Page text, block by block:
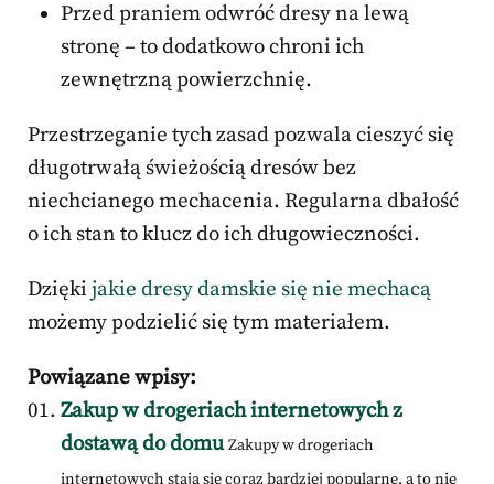
Przed praniem odwróć dresy na lewą
stronę – to dodatkowo chroni ich
zewnętrzną powierzchnię.
Przestrzeganie tych zasad pozwala cieszyć się
długotrwałą świeżością dresów bez
niechcianego mechacenia. Regularna dbałość
o ich stan to klucz do ich długowieczności.
Dzięki jakie dresy damskie się nie mechacą
możemy podzielić się tym materiałem.
Powiązane wpisy:
Zakup w drogeriach internetowych z
dostawą do domu Zakupy w drogeriach
internetowych stają się coraz bardziej popularne, a to nie